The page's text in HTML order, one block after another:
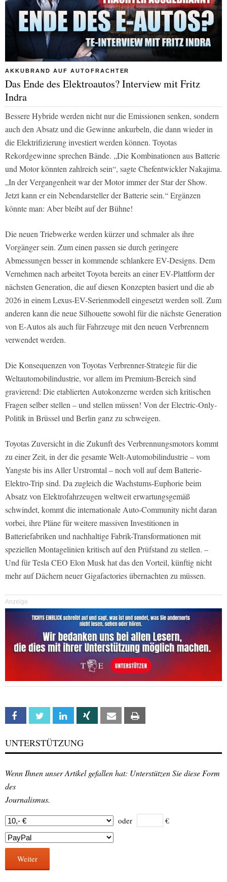
AKKUBRAND AUF AUTOFRACHTER
Das Ende des Elektroautos? Interview mit Fritz
Indra
Bessere Hybride werden nicht nur die Emissionen senken, sondern
auch den Absatz und die Gewinne ankurbeln, die dann wieder in
die Elektrifizierung investiert werden können. Toyotas
Rekordgewinne sprechen Bände. „Die Kombinationen aus Batterie
und Motor könnten zahlreich sein“, sagte Chefentwickler Nakajima.
„In der Vergangenheit war der Motor immer der Star der Show.
Jetzt kann er ein Nebendarsteller der Batterie sein.“ Ergänzen
könnte man: Aber bleibt auf der Bühne!
Die neuen Triebwerke werden kürzer und schmaler als ihre
Vorgänger sein. Zum einen passen sie durch geringere
Abmessungen besser in kommende schlankere EV-Designs. Dem
Vernehmen nach arbeitet Toyota bereits an einer EV-Plattform der
nächsten Generation, die auf diesen Konzepten basiert und die ab
2026 in einem Lexus-EV-Serienmodell eingesetzt werden soll. Zum
anderen kann die neue Silhouette sowohl für die nächste Generation
von E-Autos als auch für Fahrzeuge mit den neuen Verbrennern
verwendet werden.
Die Konsequenzen von Toyotas Verbrenner-Strategie für die
Weltautomobilindustrie, vor allem im Premium-Bereich sind
gravierend: Die etablierten Autokonzerne werden sich kritischen
Fragen selber stellen – und stellen müssen! Von der Electric-Only-
Politik in Brüssel und Berlin ganz zu schweigen.
Toyotas Zuversicht in die Zukunft des Verbrennungsmotors kommt
zu einer Zeit, in der die gesamte Welt-Automobilindustrie – vom
Yangste bis ins Aller Urstromtal – noch voll auf dem Batterie-
Elektro-Trip sind. Da zugleich die Wachstums-Euphorie beim
Absatz von Elektrofahrzeugen weltweit erwartungsgemäß
schwindet, kommt die internationale Auto-Community nicht daran
vorbei, ihre Pläne für weitere massiven Investitionen in
Batteriefabriken und nachhaltige Fabrik-Transformationen mit
speziellen Montagelinien kritisch auf den Prüfstand zu stellen. –
Und für Tesla CEO Elon Musk hat das den Vorteil, künftig nicht
mehr auf Dächern neuer Gigafactories übernachten zu müssen.
Anzeige
Facebook Twitter Linkedin Xing Email
UNTERSTÜTZUNG
Wenn Ihnen unser Artikel gefallen hat: Unterstützen Sie diese Form
des
Journalismus.
oder €
Weiter